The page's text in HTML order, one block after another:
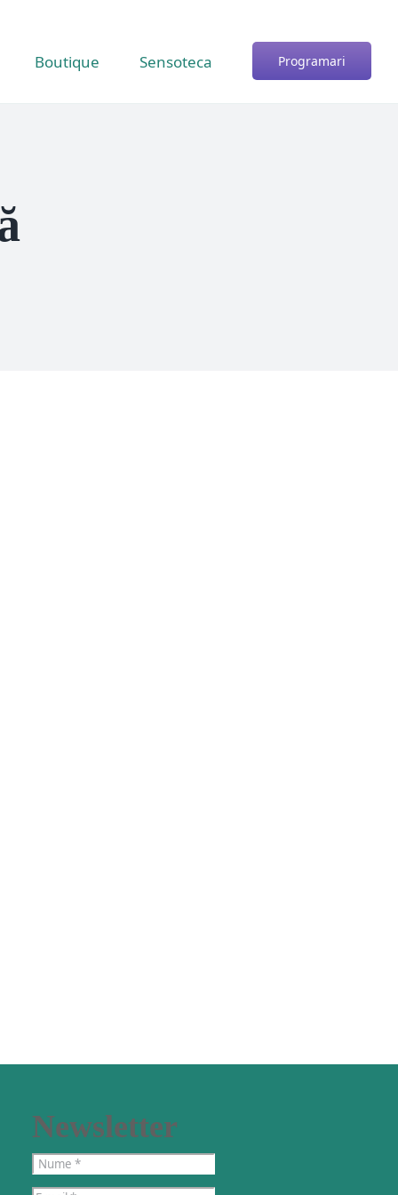
Boutique Sensoteca Programari
Newsletter